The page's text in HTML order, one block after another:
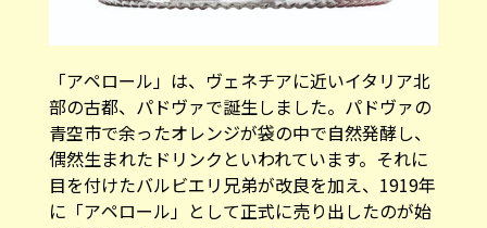
「アペロール」は、ヴェネチアに近いイタリア北
部の古都、パドヴァで誕生しました。パドヴァの
青空市で余ったオレンジが袋の中で自然発酵し、
偶然生まれたドリンクといわれています。それに
目を付けたバルビエリ兄弟が改良を加え、1919年
に「アペロール」として正式に売り出したのが始